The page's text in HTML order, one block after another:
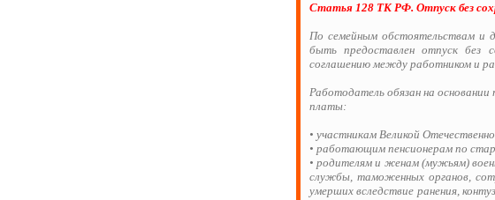
Статья 128 ТК РФ. Отпуск без
По семейным обстоятельствам и
быть предоставлен отпуск без
соглашению между работником и
Работодатель обязан на основании
платы:
• участникам Великой
• работающим пенсионерам по
• родителям и женам (мужьям)
службы, таможенных органов,
умерших вследствие ранения,